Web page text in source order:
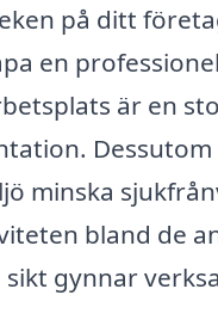
på ditt
en
är en
Dessutom
minska
bland de
gynnar